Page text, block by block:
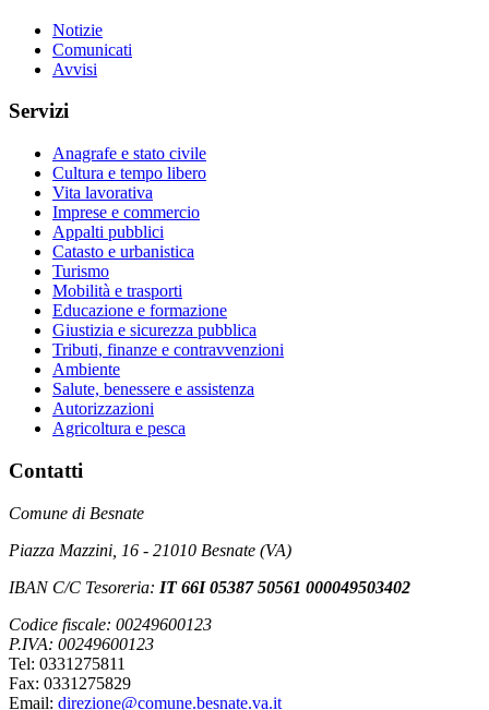
Notizie
Comunicati
Avvisi
Servizi
Anagrafe e stato civile
Cultura e tempo libero
Vita lavorativa
Imprese e commercio
Appalti pubblici
Catasto e urbanistica
Turismo
Mobilità e trasporti
Educazione e formazione
Giustizia e sicurezza pubblica
Tributi, finanze e contravvenzioni
Ambiente
Salute, benessere e assistenza
Autorizzazioni
Agricoltura e pesca
Contatti
Comune di Besnate
Piazza Mazzini, 16 - 21010 Besnate (VA)
IBAN C/C Tesoreria: IT 66I 05387 50561 000049503402
Codice fiscale: 00249600123
P.IVA: 00249600123
Tel: 0331275811
Fax: 0331275829
Email: direzione@comune.besnate.va.it